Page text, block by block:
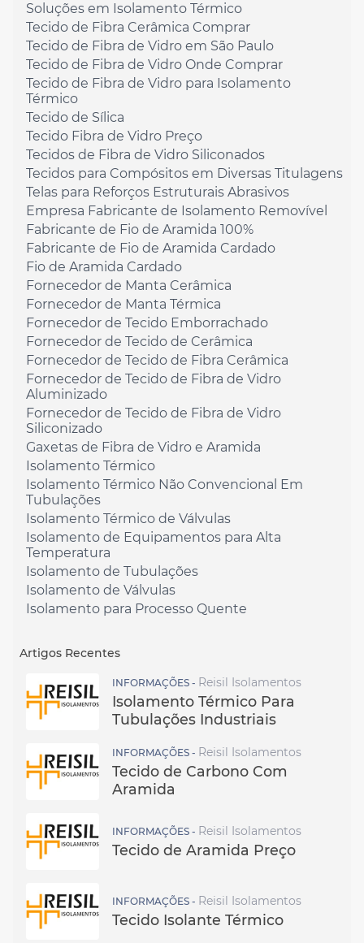
Soluções em Isolamento Térmico
Tecido de Fibra Cerâmica Comprar
Tecido de Fibra de Vidro em São Paulo
Tecido de Fibra de Vidro Onde Comprar
Tecido de Fibra de Vidro para Isolamento
Térmico
Tecido de Sílica
Tecido Fibra de Vidro Preço
Tecidos de Fibra de Vidro Siliconados
Tecidos para Compósitos em Diversas Titulagens
Telas para Reforços Estruturais Abrasivos
Empresa Fabricante de Isolamento Removível
Fabricante de Fio de Aramida 100%
Fabricante de Fio de Aramida Cardado
Fio de Aramida Cardado
Fornecedor de Manta Cerâmica
Fornecedor de Manta Térmica
Fornecedor de Tecido Emborrachado
Fornecedor de Tecido de Cerâmica
Fornecedor de Tecido de Fibra Cerâmica
Fornecedor de Tecido de Fibra de Vidro
Aluminizado
Fornecedor de Tecido de Fibra de Vidro
Siliconizado
Gaxetas de Fibra de Vidro e Aramida
Isolamento Térmico
Isolamento Térmico Não Convencional Em
Tubulações
Isolamento Térmico de Válvulas
Isolamento de Equipamentos para Alta
Temperatura
Isolamento de Tubulações
Isolamento de Válvulas
Isolamento para Processo Quente
Artigos Recentes
INFORMAÇÕES - Reisil Isolamentos
Isolamento Térmico Para
Tubulações Industriais
INFORMAÇÕES - Reisil Isolamentos
Tecido de Carbono Com
Aramida
INFORMAÇÕES - Reisil Isolamentos
Tecido de Aramida Preço
INFORMAÇÕES - Reisil Isolamentos
Tecido Isolante Térmico